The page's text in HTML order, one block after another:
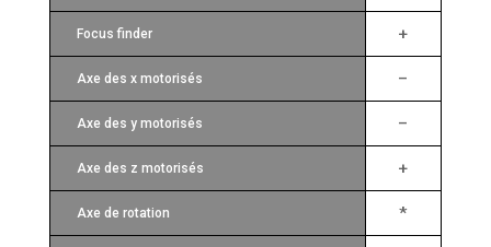
Focus finder +
Axe des x motorisés –
Axe des y motorisés –
Axe des z motorisés +
Axe de rotation *